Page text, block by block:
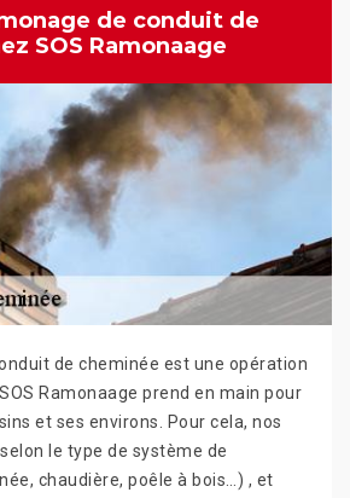
de conduit de
SOS Ramonaage
de cheminée est une opération
Ramonaage prend en main pour
et ses environs. Pour cela, nos
le type de système de
chaudière, poêle à bois…) , et